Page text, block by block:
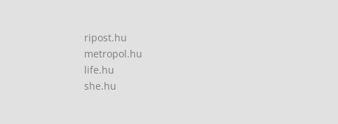
ripost.hu
metropol.hu
life.hu
she.hu